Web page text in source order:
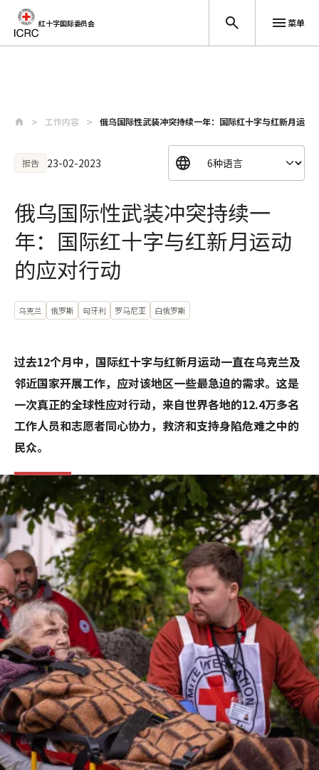
红十字国际委员会 菜单
工作内容 俄乌国际性武装冲突持续一年：国际红十字与红新月运动
报告 23-02-2023
俄乌国际性武装冲突持续一
年：国际红十字与红新月运动
的应对行动
乌克兰 俄罗斯 匈牙利 罗马尼亚 白俄罗斯
过去12个月中，国际红十字与红新月运动一直在乌克兰及
邻近国家开展工作，应对该地区一些最急迫的需求。这是
一次真正的全球性应对行动，来自世界各地的12.4万多名
工作人员和志愿者同心协力，救济和支持身陷危难之中的
民众。